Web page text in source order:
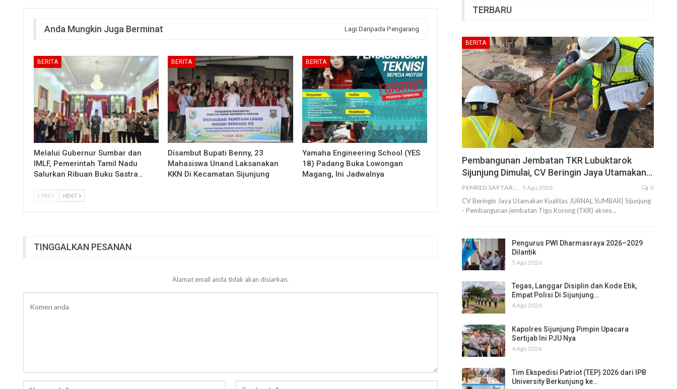
Anda Mungkin Juga Berminat Lagi Daripada Pengarang
BERITA
Melalui Gubernur Sumbar dan
IMLF, Pemerintah Tamil Nadu
Salurkan Ribuan Buku Sastra…
BERITA
Disambut Bupati Benny, 23
Mahasiswa Unand Laksanakan
KKN Di Kecamatan Sijunjung
BERITA
Yamaha Engineering School (YES
18) Padang Buka Lowongan
Magang, Ini Jadwalnya
PREV NEXT
TINGGALKAN PESANAN
Alamat email anda tidak akan disiarkan.
TERBARU
BERITA
Pembangunan Jembatan TKR Lubuktarok
Sijunjung Dimulai, CV Beringin Jaya Utamakan…
PEMRED SAPTARIUS 5 Agu 2026 0
CV Beringin Jaya Utamakan Kualitas JURNAL SUMBAR| Sijunjung
- Pembangunan jembatan Tigo Korong (TKR) akses…
Pengurus PWI Dharmasraya 2026–2029
Dilantik
5 Agu 2026
Tegas, Langgar Disiplin dan Kode Etik,
Empat Polisi Di Sijunjung…
4 Agu 2026
Kapolres Sijunjung Pimpin Upacara
Sertijab Ini PJU Nya
4 Agu 2026
Tim Ekspedisi Patriot (TEP) 2026 dari IPB
University Berkunjung ke…